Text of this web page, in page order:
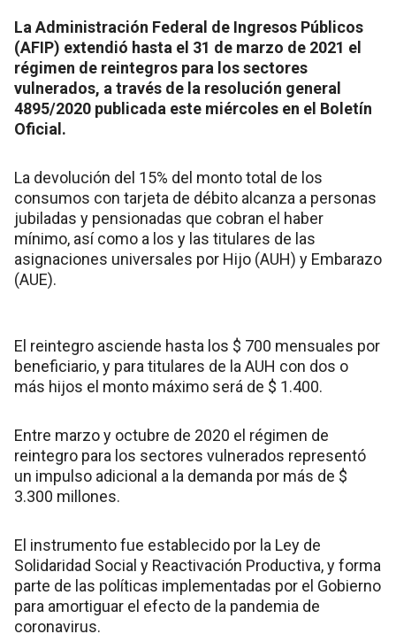
La Administración Federal de Ingresos Públicos
(AFIP) extendió hasta el 31 de marzo de 2021 el
régimen de reintegros para los sectores
vulnerados, a través de la resolución general
4895/2020 publicada este miércoles en el Boletín
Oficial.
La devolución del 15% del monto total de los
consumos con tarjeta de débito alcanza a personas
jubiladas y pensionadas que cobran el haber
mínimo, así como a los y las titulares de las
asignaciones universales por Hijo (AUH) y Embarazo
(AUE).
El reintegro asciende hasta los $ 700 mensuales por
beneficiario, y para titulares de la AUH con dos o
más hijos el monto máximo será de $ 1.400.
Entre marzo y octubre de 2020 el régimen de
reintegro para los sectores vulnerados representó
un impulso adicional a la demanda por más de $
3.300 millones.
El instrumento fue establecido por la Ley de
Solidaridad Social y Reactivación Productiva, y forma
parte de las políticas implementadas por el Gobierno
para amortiguar el efecto de la pandemia de
coronavirus.